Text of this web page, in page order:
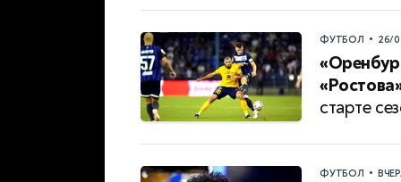
ФУТБОЛ • 26/
старте
ФУТБОЛ •